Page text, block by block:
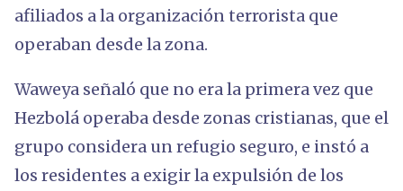
afiliados a la organización terrorista que
operaban desde la zona.
Waweya señaló que no era la primera vez que
Hezbolá operaba desde zonas cristianas, que el
grupo considera un refugio seguro, e instó a
los residentes a exigir la expulsión de los